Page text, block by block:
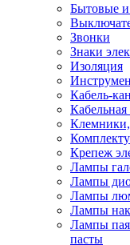
Бытовые
Звонки
Знаки
Изоляция
Кабель-
Крепеж
Лампы
Лампы
Лампы
Лампы
Лампы
пасты